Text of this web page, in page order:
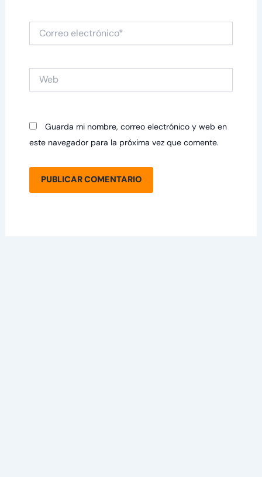
Correo
electrónico*
Guarda mi nombre, correo electrónico y web en
este navegador para la próxima vez que comente.